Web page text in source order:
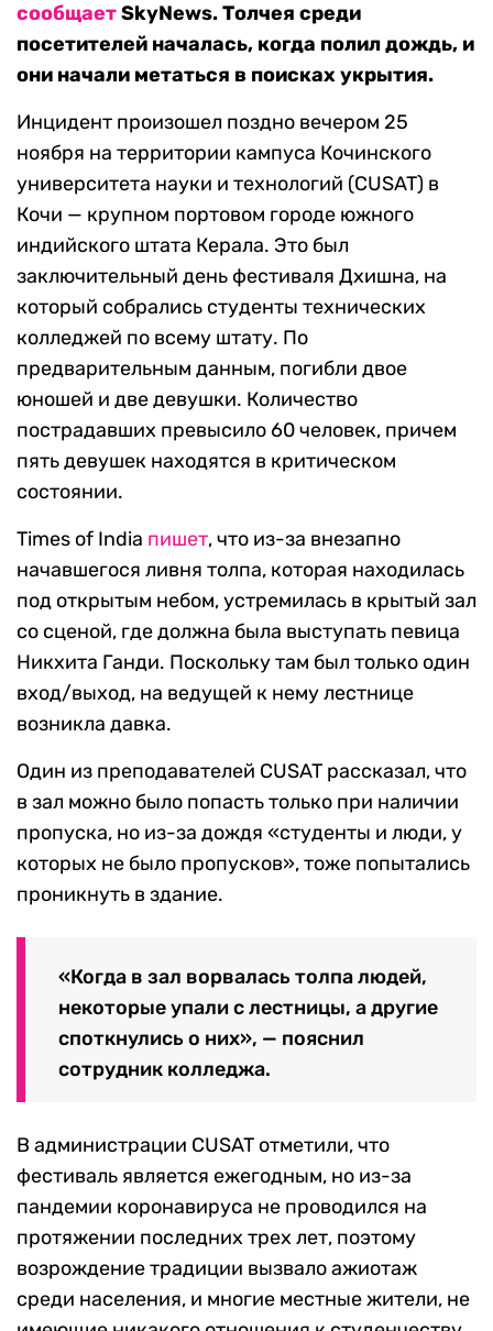
сообщаетSkyNews. Толчея среди
посетителей началась, когда полил дождь, и
они начали метаться в поисках укрытия.
Инцидент произошел поздно вечером 25
ноября на территории кампуса Кочинского
университета науки и технологий (CUSAT) в
Кочи — крупном портовом городе южного
индийского штата Керала. Это был
заключительный день фестиваля Дхишна, на
который собрались студенты технических
колледжей по всему штату. По
предварительным данным, погибли двое
юношей и две девушки. Количество
пострадавших превысило 60 человек, причем
пять девушек находятся в критическом
состоянии.
Times of India пишет, что из-за внезапно
начавшегося ливня толпа, которая находилась
под открытым небом, устремилась в крытый зал
со сценой, где должна была выступать певица
Никхита Ганди. Поскольку там был только один
вход/выход, на ведущей к нему лестнице
возникла давка.
Один из преподавателей CUSAT рассказал, что
в зал можно было попасть только при наличии
пропуска, но из-за дождя «студенты и люди, у
которых не было пропусков», тоже попытались
проникнуть в здание.
«Когда в зал ворвалась толпа людей,
некоторые упали с лестницы, а другие
споткнулись о них», — пояснил
сотрудник колледжа.
В администрации CUSAT отметили, что
фестиваль является ежегодным, но из-за
пандемии коронавируса не проводился на
протяжении последних трех лет, поэтому
возрождение традиции вызвало ажиотаж
среди населения, и многие местные жители, не